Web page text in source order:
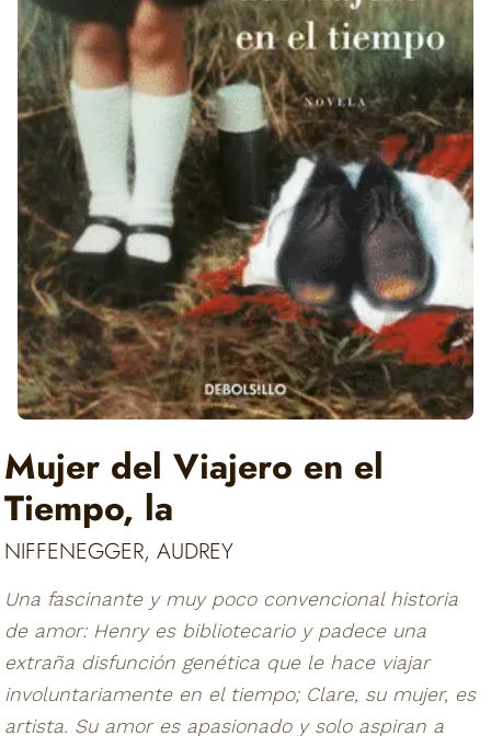
Mujer del Viajero en el
Tiempo, la
NIFFENEGGER, AUDREY
Una fascinante y muy poco convencional historia
de amor: Henry es bibliotecario y padece una
extraña disfunción genética que le hace viajar
involuntariamente en el tiempo; Clare, su mujer, es
artista. Su amor es apasionado y solo aspiran a